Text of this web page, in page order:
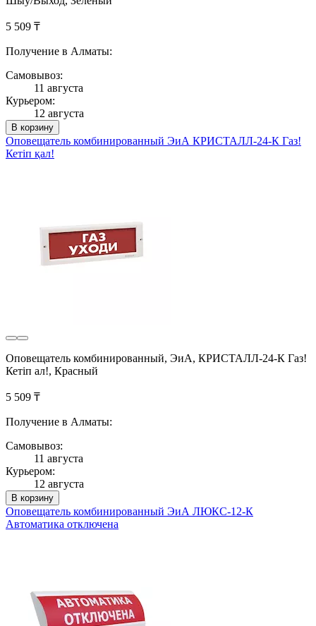
5 509 ₸
Получение в Алматы:
Самовывоз:
11 августа
Курьером:
12 августа
В корзину
Оповещатель комбинированный ЭиА КРИСТАЛЛ-24-К Газ!
Кетiп қал!
Оповещатель комбинированный, ЭиА, КРИСТАЛЛ-24-К Газ!
Кетiп ал!, Красный
5 509 ₸
Получение в Алматы:
Самовывоз:
11 августа
Курьером:
12 августа
В корзину
Оповещатель комбинированный ЭиА ЛЮКС-12-К
Автоматика отключена